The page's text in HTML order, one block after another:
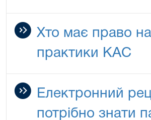
Хто має право
практики КАС
Електронний
потрібно знати